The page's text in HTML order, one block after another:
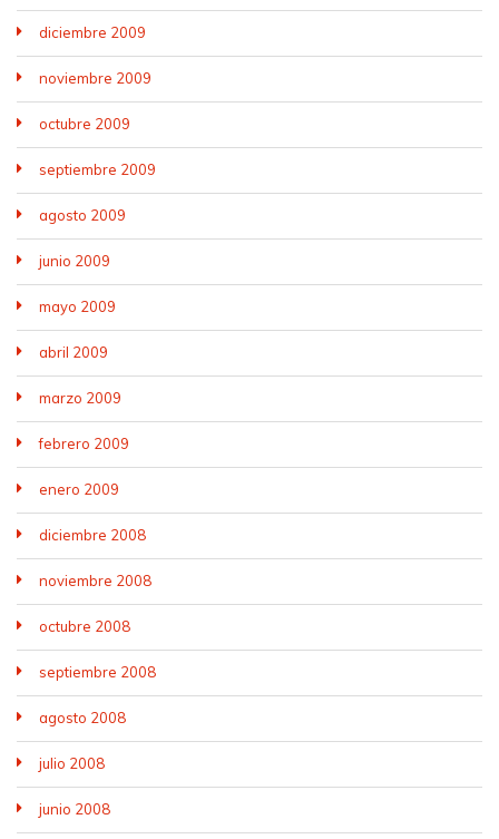
diciembre 2009
noviembre 2009
octubre 2009
septiembre 2009
agosto 2009
junio 2009
mayo 2009
abril 2009
marzo 2009
febrero 2009
enero 2009
diciembre 2008
noviembre 2008
octubre 2008
septiembre 2008
agosto 2008
julio 2008
junio 2008